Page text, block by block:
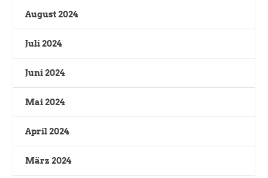
August 2024
Juli 2024
Juni 2024
Mai 2024
April 2024
März 2024